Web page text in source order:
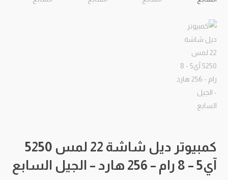
كمبيوتر ديل شاشة 22 لمس 5250
آي5 – 8 رام – 256 هارد – الجيل السابع